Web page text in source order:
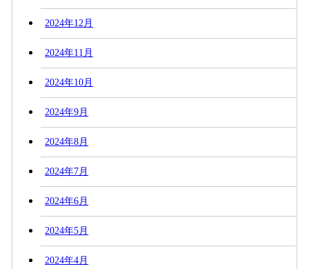
2024年12月
2024年11月
2024年10月
2024年9月
2024年8月
2024年7月
2024年6月
2024年5月
2024年4月